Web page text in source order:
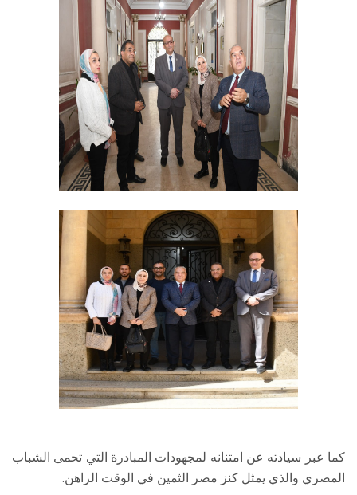
كما عبر سيادته عن امتنانه لمجهودات المبادرة التي تحمى الشباب
المصري والذي يمثل كنز مصر الثمين في الوقت الراهن.